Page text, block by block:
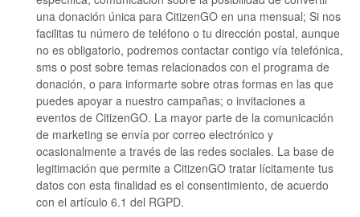
una donación única para CitizenGO en una mensual; Si nos
facilitas tu número de teléfono o tu dirección postal, aunque
no es obligatorio, podremos contactar contigo vía telefónica,
sms o post sobre temas relacionados con el programa de
donación, o para informarte sobre otras formas en las que
puedes apoyar a nuestro campañas; o invitaciones a
eventos de CitizenGO. La mayor parte de la comunicación
de marketing se envía por correo electrónico y
ocasionalmente a través de las redes sociales. La base de
legitimación que permite a CitizenGO tratar lícitamente tus
datos con esta finalidad es el consentimiento, de acuerdo
con el artículo 6.1 del RGPD.